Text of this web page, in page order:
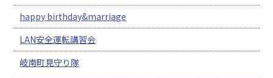
happy birthday&marriage
LAN安全運転講習会
岐南町見守り隊